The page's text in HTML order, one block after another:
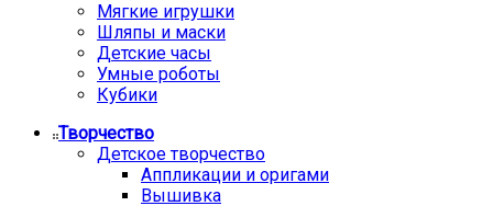
Мягкие игрушки
Шляпы и маски
Детские часы
Умные роботы
Кубики
Творчество
Детское творчество
Аппликации и оригами
Вышивка